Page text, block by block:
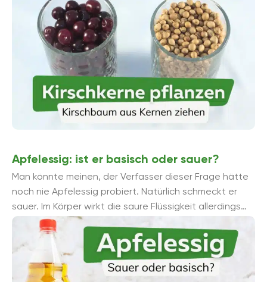
Apfelessig: ist er basisch oder sauer?
Man könnte meinen, der Verfasser dieser Frage hätte
noch nie Apfelessig probiert. Natürlich schmeckt er
sauer. Im Körper wirkt die saure Flüssigkeit allerdings
basisch. Erfahren ...